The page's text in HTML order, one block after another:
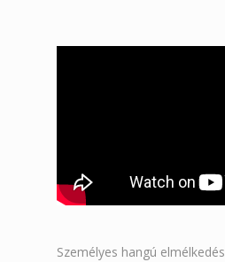
Személyes hangú elmélkedés